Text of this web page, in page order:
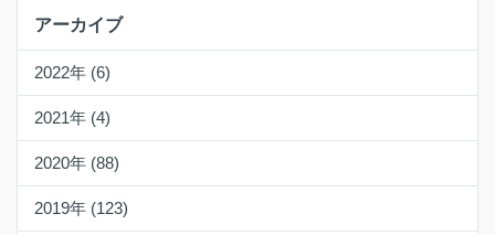
アーカイブ
2022年 (6)
2021年 (4)
2020年 (88)
2019年 (123)